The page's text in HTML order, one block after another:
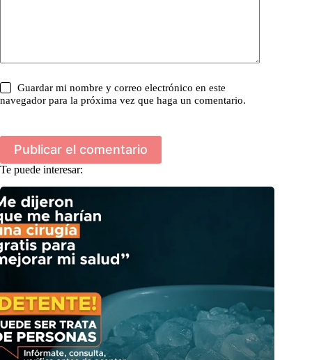
Guardar mi nombre y correo electrónico en este
navegador para la próxima vez que haga un comentario.
Publicar el comentario
Te puede interesar: